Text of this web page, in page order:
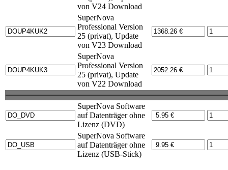
von V24 Download
SuperNova
Professional Version
25 (privat), Update
von V23 Download
SuperNova
Professional Version
25 (privat), Update
von V22 Download
SuperNova Software
auf Datenträger ohne
Lizenz (DVD)
SuperNova Software
auf Datenträger ohne
Lizenz (USB-Stick)